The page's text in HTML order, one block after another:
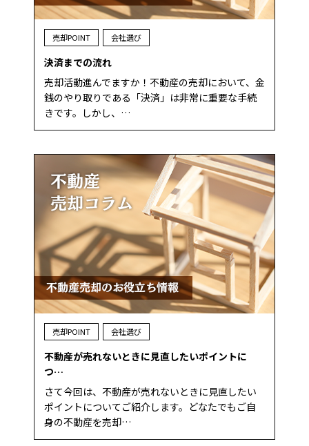
売却POINT 会社選び
決済までの流れ
売却活動進んでますか！不動産の売却において、金
銭のやり取りである「決済」は非常に重要な手続
きです。しかし、…
売却POINT 会社選び
不動産が売れないときに見直したいポイントに
つ…
さて今回は、不動産が売れないときに見直したい
ポイントについてご紹介します。どなたでもご自
身の不動産を売却…